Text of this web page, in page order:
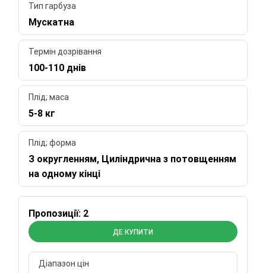
Тип гарбуза
Мускатна
Термін дозрівання
100-110 днів
Плід; маса
5-8 кг
Плід; форма
З округленням, Циліндрична з потовщенням
на одному кінці
Пропозиції: 2
ДЕ КУПИТИ
Діапазон цін